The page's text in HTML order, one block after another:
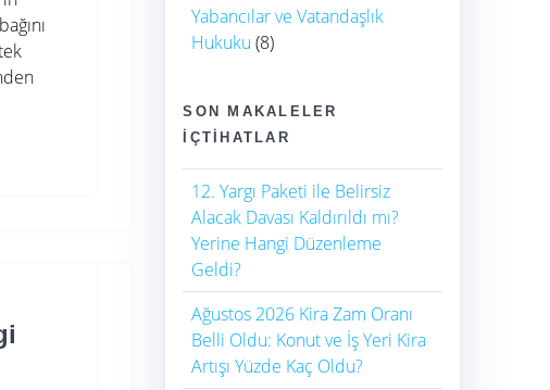
Yabancılar ve Vatandaşlık
Hukuku (8)
SON MAKALELER
İÇTIHATLAR
12. Yargı Paketi ile Belirsiz
Alacak Davası Kaldırıldı mı?
Yerine Hangi Düzenleme
Geldi?
Ağustos 2026 Kira Zam Oranı
Belli Oldu: Konut ve İş Yeri Kira
Artışı Yüzde Kaç Oldu?